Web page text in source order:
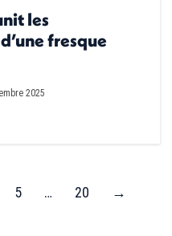
les
fresque
2025
5 … 20 →